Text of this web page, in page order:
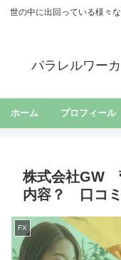
世の中に出回っている様々
パラレルワー
ホーム プロフィール
株式会社GW
内容？ 口コミ
FX